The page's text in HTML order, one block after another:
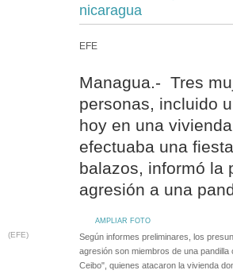
nicaragua
EFE
Managua.- Tres
personas, incluido
hoy en una
efectuaba una
balazos, informó la
agresión a una
AMPLIAR FOTO
(EFE)
Según informes preliminares, los
agresión son miembros de una
Ceibo", quienes atacaron la vivienda